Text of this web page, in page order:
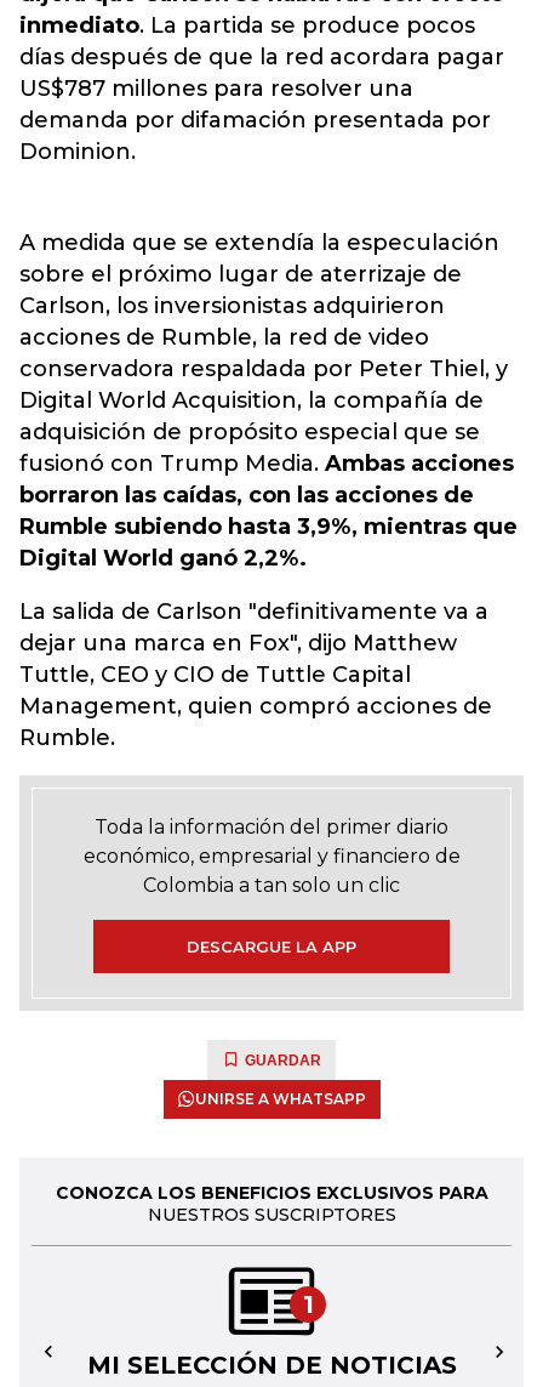
inmediato. La partida se produce pocos
días después de que la red acordara pagar
US$787 millones para resolver una
demanda por difamación presentada por
Dominion.
A medida que se extendía la especulación
sobre el próximo lugar de aterrizaje de
Carlson, los inversionistas adquirieron
acciones de Rumble, la red de video
conservadora respaldada por Peter Thiel, y
Digital World Acquisition, la compañía de
adquisición de propósito especial que se
fusionó con Trump Media. Ambas acciones
borraron las caídas, con las acciones de
Rumble subiendo hasta 3,9%, mientras que
Digital World ganó 2,2%.
La salida de Carlson "definitivamente va a
dejar una marca en Fox", dijo Matthew
Tuttle, CEO y CIO de Tuttle Capital
Management, quien compró acciones de
Rumble.
Toda la información del primer diario
económico, empresarial y financiero de
Colombia a tan solo un clic
DESCARGUE LA APP
GUARDAR
UNIRSE A WHATSAPP
CONOZCA LOS BENEFICIOS EXCLUSIVOS PARA
NUESTROS SUSCRIPTORES
1
MI SELECCIÓN DE NOTICIAS
← →